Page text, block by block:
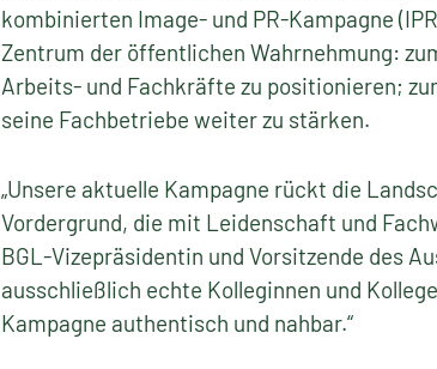
kombinierten Image- und PR-Kampagne
Zentrum der öffentlichen Wahrnehmung:
Arbeits- und Fachkräfte zu positionieren;
seine Fachbetriebe weiter zu stärken.
„Unsere aktuelle Kampagne rückt die
Vordergrund, die mit Leidenschaft und
BGL-Vizepräsidentin und Vorsitzende des
ausschließlich echte Kolleginnen und
Kampagne authentisch und nahbar.“